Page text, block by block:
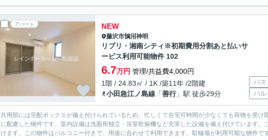
アパート NEW
藤沢市鵠沼神明
リブリ・湘南シティ※初期費用分割あと払いサ
ービス利用可能物件 102
6.7万円 管理/共益費4,000円
1階 / 24.83㎡ / 1K /築11年 /2階建
小田急江ノ島線 「善行」駅 徒歩29分
バス
バル
共用部には宅配ボックスが備え付けられているため、忙しくて在宅可時間が少なくても荷物を受け
に配慮した物件です。室内設備は洗面所独立・浴室乾燥機など充実した設備を備え付けています
けます。この物件はバルコニー付きで、用途に合わせて利用できます。駐輪場が利用可能な物件で